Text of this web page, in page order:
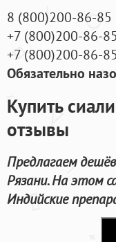
8 (800)200-86-85
+7 (800)200-86-85
+7 (800)200-86-85
Обязательно
Купить
отзывы
Предлагаем
Рязани. На этом
Индийские